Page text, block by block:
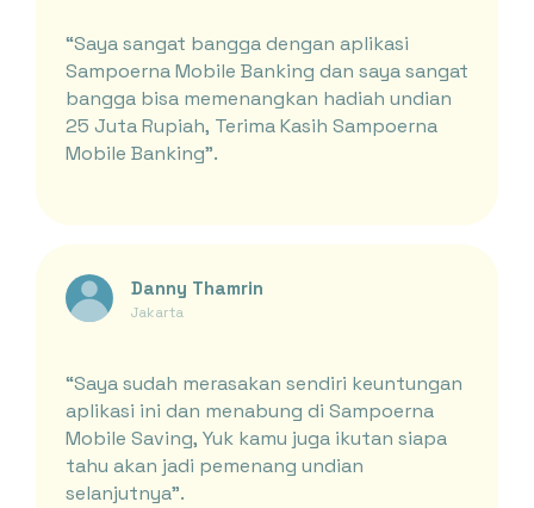
“Saya sangat bangga dengan aplikasi
Sampoerna Mobile Banking dan saya sangat
bangga bisa memenangkan hadiah undian
25 Juta Rupiah, Terima Kasih Sampoerna
Mobile Banking”.
Danny Thamrin
Jakarta
“Saya sudah merasakan sendiri keuntungan
aplikasi ini dan menabung di Sampoerna
Mobile Saving, Yuk kamu juga ikutan siapa
tahu akan jadi pemenang undian
selanjutnya”.